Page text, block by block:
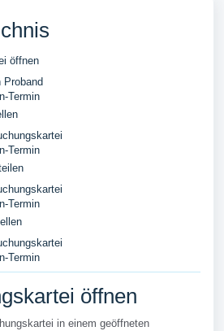
öffnen
Proband
Termin
Termin
Termin
Termin
öffnen
in einem geöffneten